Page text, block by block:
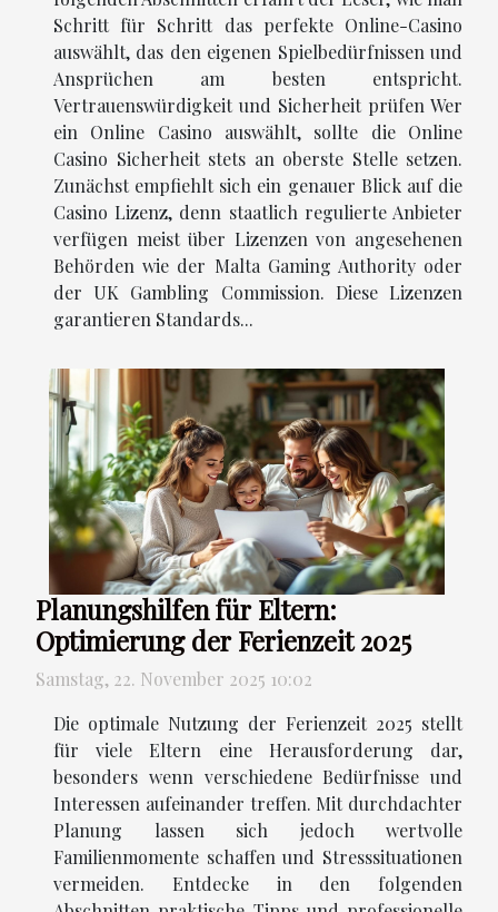
Schritt für Schritt das perfekte Online-Casino
auswählt, das den eigenen Spielbedürfnissen und
Ansprüchen am besten entspricht.
Vertrauenswürdigkeit und Sicherheit prüfen Wer
ein Online Casino auswählt, sollte die Online
Casino Sicherheit stets an oberste Stelle setzen.
Zunächst empfiehlt sich ein genauer Blick auf die
Casino Lizenz, denn staatlich regulierte Anbieter
verfügen meist über Lizenzen von angesehenen
Behörden wie der Malta Gaming Authority oder
der UK Gambling Commission. Diese Lizenzen
garantieren Standards...
Planungshilfen für Eltern:
Optimierung der Ferienzeit 2025
Samstag, 22. November 2025 10:02
Die optimale Nutzung der Ferienzeit 2025 stellt
für viele Eltern eine Herausforderung dar,
besonders wenn verschiedene Bedürfnisse und
Interessen aufeinander treffen. Mit durchdachter
Planung lassen sich jedoch wertvolle
Familienmomente schaffen und Stresssituationen
vermeiden. Entdecke in den folgenden